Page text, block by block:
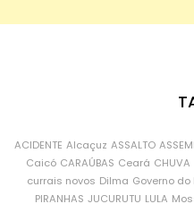
ACIDENTE Alcaçuz ASSALTO
Caicó CARAÚBAS Ceará CHUVA
currais novos Dilma Governo do
PIRANHAS JUCURUTU LULA